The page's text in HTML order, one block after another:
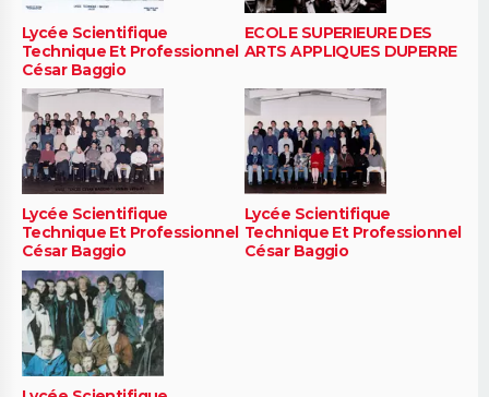
Lycée Scientifique
Technique Et Professionnel
César Baggio
ECOLE SUPERIEURE DES
ARTS APPLIQUES DUPERRE
Lycée Scientifique
Technique Et Professionnel
César Baggio
Lycée Scientifique
Technique Et Professionnel
César Baggio